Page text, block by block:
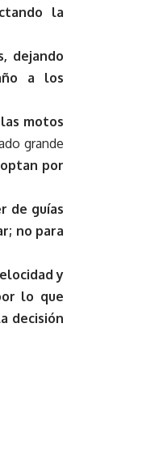
la
dejando
a los
motos
grande
por
de guías
no para
y
lo que
decisión